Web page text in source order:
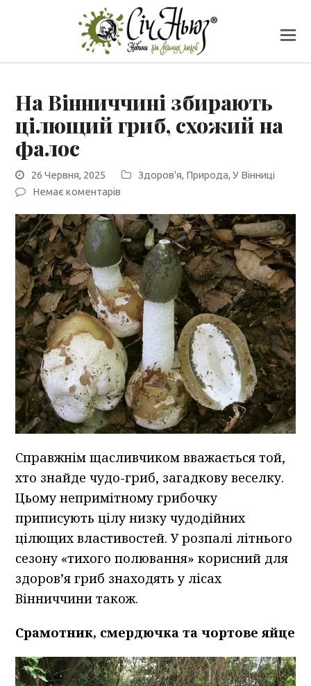
На Вінниччині збирають
цілющий гриб, схожий на
фалос
26 Червня, 2025 Здоров'я, Природа,У Вінниці
Немає коментарів
Справжнім щасливчиком вважається той,
хто знайде чудо-гриб, загадкову веселку.
Цьому непримітному грибочку
приписують цілу низку чудодійних
цілющих властивостей. У розпалі літнього
сезону «тихого полювання» корисний для
здоров’я гриб знаходять у лісах
Вінниччини також.
Срамотник, смердючка та чортове яйце